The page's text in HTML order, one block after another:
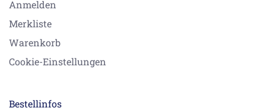
Anmelden
Merkliste
Warenkorb
Cookie-Einstellungen
Bestellinfos